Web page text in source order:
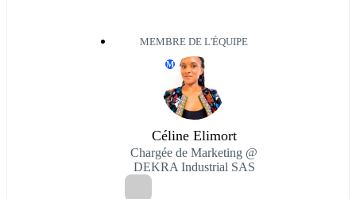
MEMBRE DE L'ÉQUIPE
M
Céline Elimort
Chargée de Marketing @
DEKRA Industrial SAS